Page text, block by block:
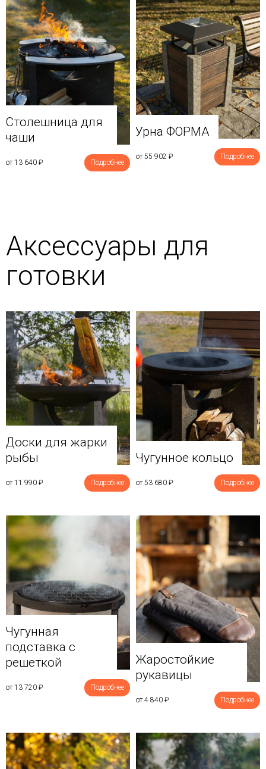
Столешница для
чаши
от 13 640 ₽ Подробнее
Урна ФОРМА
от 55 902 ₽ Подробнее
Аксессуары для
готовки
Доски для жарки
рыбы
от 11 990 ₽ Подробнее
Чугунное кольцо
от 53 680 ₽ Подробнее
Чугунная
подставка с
решеткой
от 13 720 ₽ Подробнее
Жаростойкие
рукавицы
от 4 840 ₽ Подробнее